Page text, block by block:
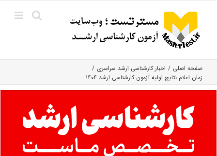
content
صفحه اصلی
اخبار کارشناسی ارشد سراسری
زمان اعلام نتایج اولیه آزمون کارشناسی ارشد ۱۴۰۴